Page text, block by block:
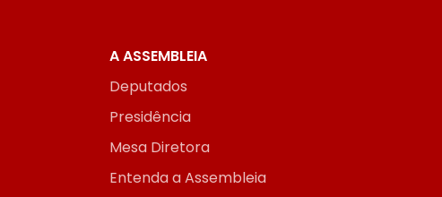
A ASSEMBLEIA
Deputados
Presidência
Mesa Diretora
Entenda a Assembleia